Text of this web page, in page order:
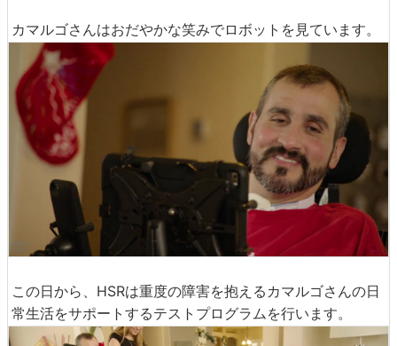
カマルゴさんはおだやかな笑みでロボットを見ています。
この日から、HSRは重度の障害を抱えるカマルゴさんの日
常生活をサポートするテストプログラムを行います。